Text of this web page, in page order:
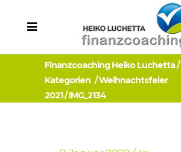
Finanzcoaching Heiko Luchetta/
Kategorien /Weihnachtsfeier
2021/IMG_2134